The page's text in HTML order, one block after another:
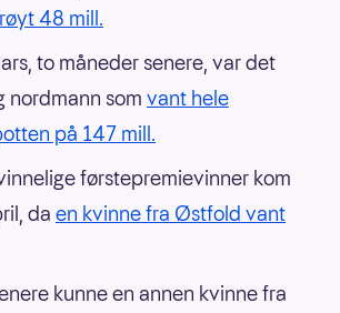
48 mill.
to måneder senere, var det
nordmann somvant hele
på 147 mill.
førstepremievinner kom
da en kvinne fra Østfold vant
kunne en annen kvinne fra